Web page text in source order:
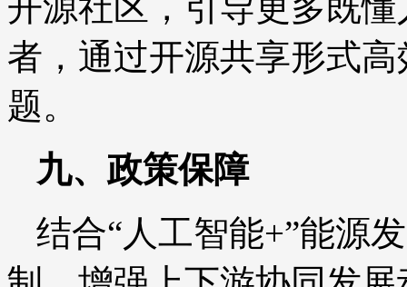
者，通过开源共享形式
题。
九、政策保障
结合“人工智能+”能源